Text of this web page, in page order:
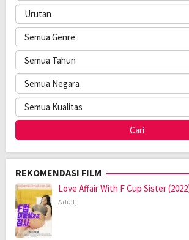
REKOMENDASI FILM
Love Affair With F Cup Sister
Adult,